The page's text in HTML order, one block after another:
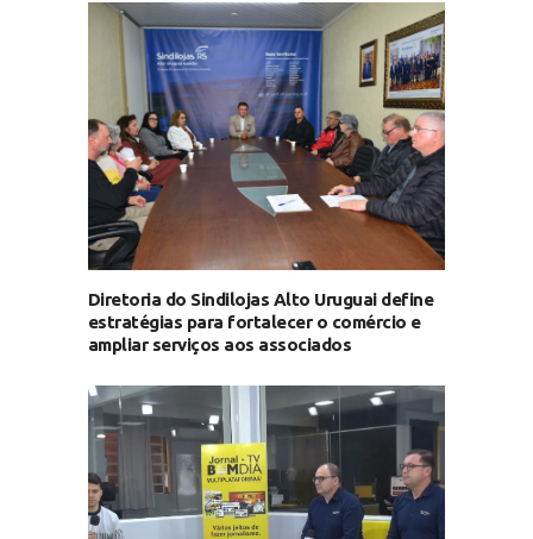
Diretoria do Sindilojas Alto Uruguai define
estratégias para fortalecer o comércio e
ampliar serviços aos associados